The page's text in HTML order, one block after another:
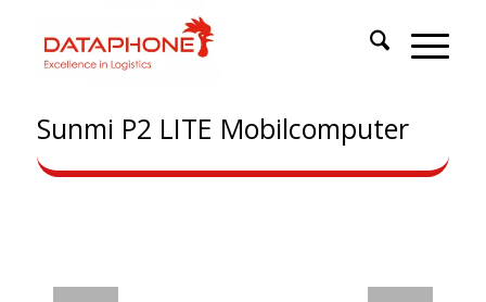
Sunmi P2 LITE Mobilcomputer